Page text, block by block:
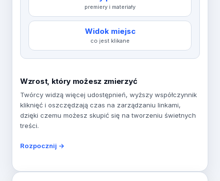
premiery i materiały
Widok miejsc
co jest klikane
Wzrost, który możesz zmierzyć
Twórcy widzą więcej udostępnień, wyższy współczynnik
kliknięć i oszczędzają czas na zarządzaniu linkami,
dzięki czemu możesz skupić się na tworzeniu świetnych
treści.
Rozpocznij →